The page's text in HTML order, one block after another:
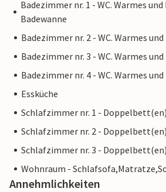
Badezimmer nr. 1 - WC. Warmes
Badewanne
Badezimmer nr. 2 - WC. Warmes
Badezimmer nr. 3 - WC. Warmes
Badezimmer nr. 4 - WC. Warmes
Essküche
Schlafzimmer nr. 1 -
Schlafzimmer nr. 2 -
Schlafzimmer nr. 3 -
Wohnraum -
Annehmlichkeiten